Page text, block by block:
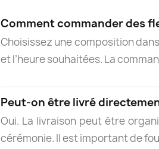
Comment commander des
Choisissez une composition
et l’heure souhaitées. La
Peut-on être livré
Oui. La livraison peut être
cérémonie. Il est important de